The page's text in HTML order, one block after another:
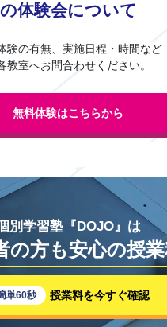
の体験会について
験の有無、実施日程・時間など
教室へお問合わせください。
無料体験はこちらから
別学習塾『DOJO』は
の方も安心の授
単60秒 授業料を今すぐ確認